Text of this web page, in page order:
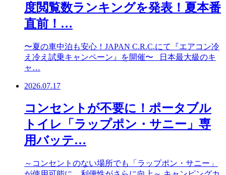
度閲覧数ランキングを発表！夏本番
直前！…
〜夏の車中泊も安心！JAPAN C.R.C.にて『エアコン冷
え冷え試乗キャンペーン』を開催〜 日本最大級のキ
ャ…
2026.07.17
コンセントが不要に！ポータブル
トイレ「ラップポン・サニー」専
用バッテ…
～コンセントのない場所でも「ラップポン・サニー」